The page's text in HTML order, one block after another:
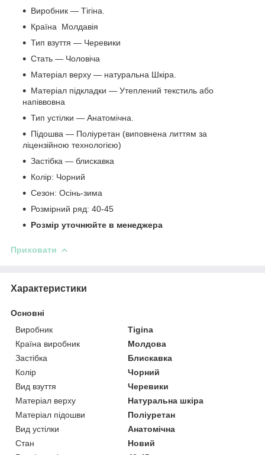
Виробник — Тігіна.
Країна Молдавія
Тип взуття — Черевики
Стать — Чоловіча
Матеріал верху — натуральна Шкіра.
Матеріал підкладки — Утеплений текстиль або
напіввовна
Тип устілки — Анатомічна.
Підошва — Поліуретан (виповнена литтям за
ліцензійною технологією)
Застібка — блискавка
Колір: Чорний
Сезон: Осінь-зима
Розмірний ряд: 40-45
Розмір уточнюйте в менеджера
Приховати
Характеристики
Основні
Виробник
Tigina
Країна виробник
Молдова
Застібка
Блискавка
Колір
Чорний
Вид взуття
Черевики
Матеріал верху
Натуральна шкіра
Матеріал підошви
Поліуретан
Вид устілки
Анатомічна
Стан
Новий